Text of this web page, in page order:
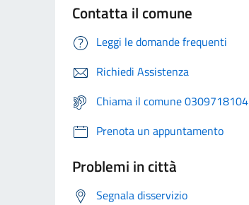
Contatta il comune
Leggi le domande frequenti
Richiedi Assistenza
Chiama il comune 0309718104
Prenota un appuntamento
Problemi in città
Segnala disservizio